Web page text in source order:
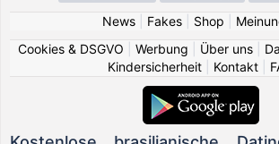
News| Fakes| Shop
Cookies & DSGVO
Werbung Über uns
Kindersicherheit
Kontakt